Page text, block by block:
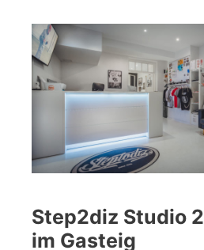
Step2diz Studio 2
im Gasteig